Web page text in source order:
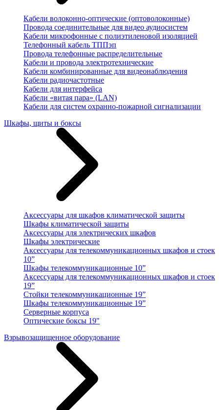
Кабели волоконно-оптические (оптоволоконные)
Провода соединительные для видео аудиосистем
Кабели микрофонные с полиэтиленовой изоляцией
Телефонный кабель ТППэп
Провода телефонные распределительные
Кабели и провода электротехнические
Кабели комбинированные для видеонаблюдения
Кабели радиочастотные
Кабели для интерфейса
Кабели «витая пара» (LAN)
Кабели для систем охранно-пожарной сигнализации
Шкафы, щиты и боксы
Аксессуары для шкафов климатической защиты
Шкафы климатической защиты
Аксессуары для электрических шкафов
Шкафы электрические
Аксессуары для телекоммуникационных шкафов и стоек
10”
Шкафы телекоммуникационные 10”
Аксессуары для телекоммуникационных шкафов и стоек
19”
Стойки телекоммуникационные 19”
Шкафы телекоммуникационные 19”
Серверные корпуса
Оптические боксы 19"
Взрывозащищенное оборудование